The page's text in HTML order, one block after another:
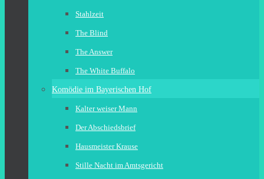
Stahlzeit
The Blind
The Answer
The White Buffalo
Komödie im Bayerischen Hof
Kalter weiser Mann
Der Abschiedsbrief
Hausmeister Krause
Stille Nacht im Amtsgericht